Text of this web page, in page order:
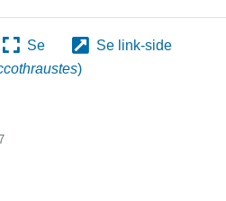
Se
Se link-side
)